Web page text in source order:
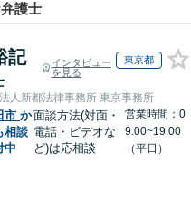
護士
記
インタビュー
を見る
東京都
人新都法律事務所 東京事務所
市 か
相談
中
面談方法(対面・
電話・ビデオな
ど)は応相談
営業時間：0
9:00~19:00
（平日）